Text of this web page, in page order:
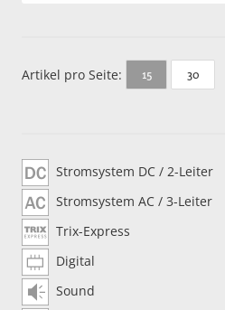
Artikel pro Seite: 15 30
Stromsystem DC / 2-Leiter
Stromsystem AC / 3-Leiter
Trix-Express
Digital
Sound